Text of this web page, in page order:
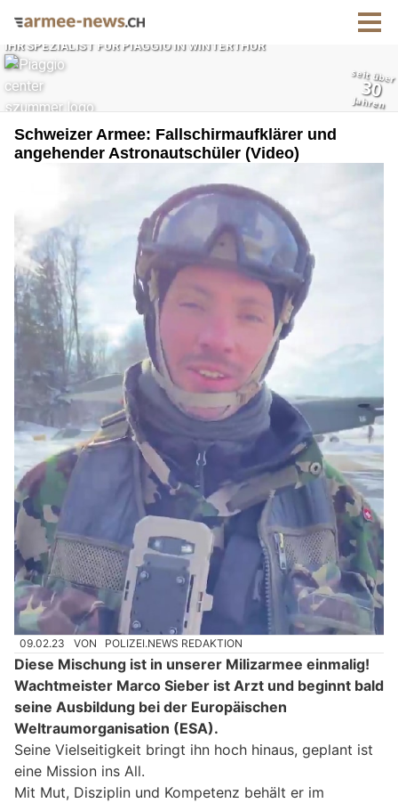
Schweizer Armee: Fallschirmaufklärer und
angehender Astronautschüler (Video)
09.02.23 VON POLIZEI.NEWS REDAKTION
Diese Mischung ist in unserer Milizarmee einmalig!
Wachtmeister Marco Sieber ist Arzt und beginnt bald
seine Ausbildung bei der Europäischen
Weltraumorganisation (ESA).
Seine Vielseitigkeit bringt ihn hoch hinaus, geplant ist
eine Mission ins All.
Mit Mut, Disziplin und Kompetenz behält er im